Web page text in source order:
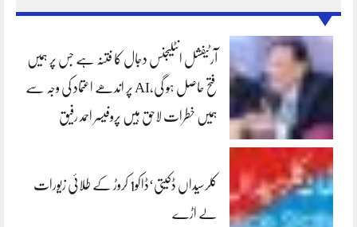
آرٹیفشل انٹلیجنس دجال کا فتنہ ہے جس پر ہمیں
فتح حاصل ہو گی،AI پر اندھے اعتماد کی وجہ سے
ہمیں خطرات لاحق ہیں پروفیسر احمد رفیق
کلرسیداں ڈکیتی‘ڈاکو1 کروڑ کے طلائی زیورات
لے اڑے